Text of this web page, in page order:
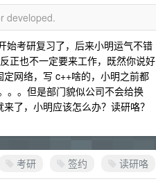
developed.
始考研复习了，后来小明运气不错
正也不一定要来工作，既然你说好
网络，写 c++啥的，小明之前都
。。但是部门貌似公司不会给换
了，小明应该怎么办？读研咯？
考研 签约 读研咯